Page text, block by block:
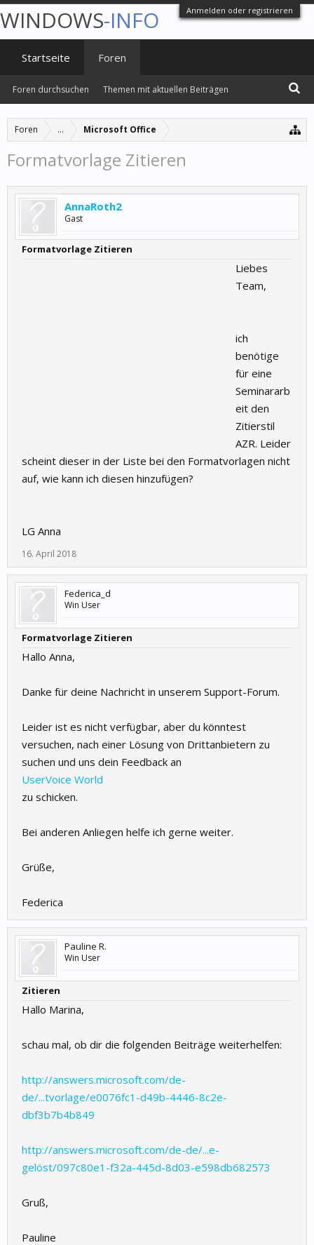
Anmelden oder registrieren
Foren ... Microsoft Office
Formatvorlage Zitieren
AnnaRoth2
Gast
Formatvorlage Zitieren
Liebes
Team,
ich
benötige
für eine
Seminararb
eit den
Zitierstil
AZR. Leider
scheint dieser in der Liste bei den Formatvorlagen nicht
auf, wie kann ich diesen hinzufügen?
LG Anna
16. April 2018
Federica_d
Win User
Formatvorlage Zitieren
Hallo Anna,
Danke für deine Nachricht in unserem Support-Forum.
Leider ist es nicht verfügbar, aber du könntest
versuchen, nach einer Lösung von Drittanbietern zu
suchen und uns dein Feedback an
UserVoice World
zu schicken.
Bei anderen Anliegen helfe ich gerne weiter.
Grüße,
Federica
Pauline R.
Win User
Zitieren
Hallo Marina,
schau mal, ob dir die folgenden Beiträge weiterhelfen:
http://answers.microsoft.com/de-
de/...tvorlage/e0076fc1-d49b-4446-8c2e-
dbf3b7b4b849
http://answers.microsoft.com/de-de/...e-
gelöst/097c80e1-f32a-445d-8d03-e598db682573
Gruß,
Pauline
WINDOWS-INFO
Startseite Foren
Foren durchsuchen Themen mit aktuellen Beiträgen